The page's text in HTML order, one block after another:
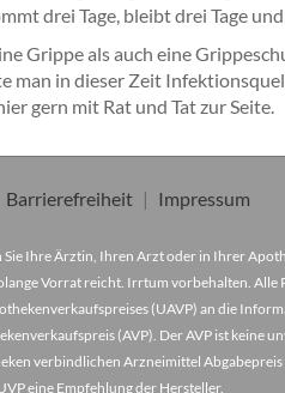
drei Tage, bleibt drei Tage
Grippe als auch eine
man in dieser Zeit
gern mit Rat und Tat zur Seite.
Barrierefreiheit Impressum
Ihre Ärztin, Ihren Arzt oder in Ihrer
Vorrat reicht. Irrtum vorbehalten.
(UAVP) an die
(AVP). Der AVP ist keine
verbindlichen Arzneimittel
eine Empfehlung der Hersteller.